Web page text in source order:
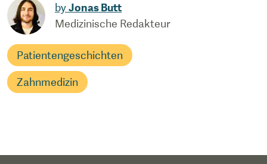
byJonas Butt
Medizinische Redakteur
Patientengeschichten
Zahnmedizin